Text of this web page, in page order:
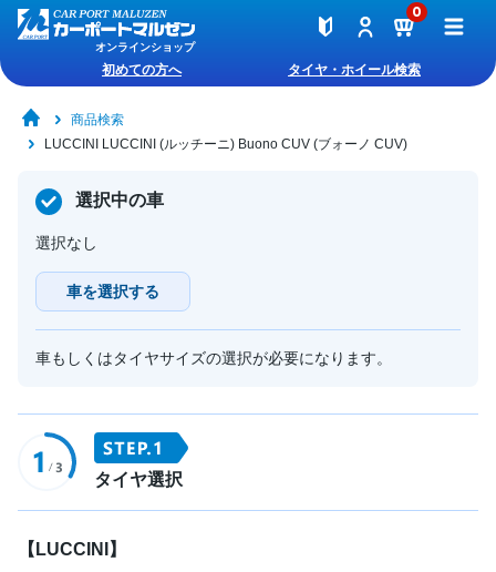
オンラインショップ
0
初めての方へ タイヤ・ホイール検索
商品検索
LUCCINI LUCCINI (ルッチーニ) Buono CUV (ブォーノ CUV)
選択中の車
選択なし
車を選択する
車もしくはタイヤサイズの選択が必要になります。
タイヤ選択
【LUCCINI】